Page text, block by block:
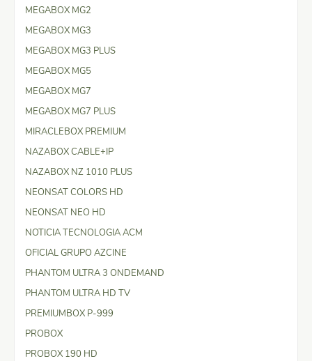
MEGABOX MG2
MEGABOX MG3
MEGABOX MG3 PLUS
MEGABOX MG5
MEGABOX MG7
MEGABOX MG7 PLUS
MIRACLEBOX PREMIUM
NAZABOX CABLE+IP
NAZABOX NZ 1010 PLUS
NEONSAT COLORS HD
NEONSAT NEO HD
NOTICIA TECNOLOGIA ACM
OFICIAL GRUPO AZCINE
PHANTOM ULTRA 3 ONDEMAND
PHANTOM ULTRA HD TV
PREMIUMBOX P-999
PROBOX
PROBOX 190 HD